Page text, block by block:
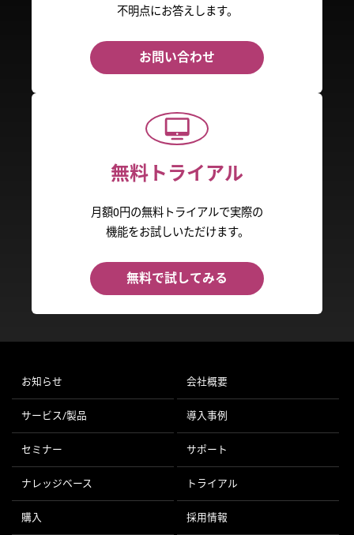
不明点にお答えします。
お問い合わせ
無料トライアル
月額0円の無料トライアルで実際の
機能をお試しいただけます。
無料で試してみる
お知らせ 会社概要
サービス/製品 導入事例
セミナー サポート
ナレッジベース トライアル
購入 採用情報